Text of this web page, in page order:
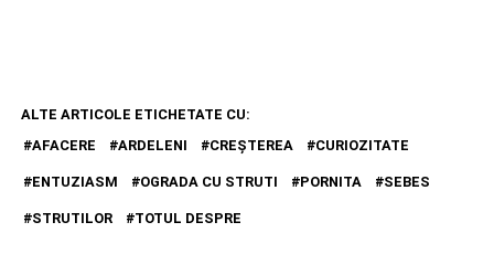
ALTE ARTICOLE ETICHETATE CU:
AFACERE
ARDELENI CREȘTEREA CURIOZITATE
ENTUZIASM OGRADA CU STRUTI PORNITA SEBES
STRUTILOR TOTUL DESPRE